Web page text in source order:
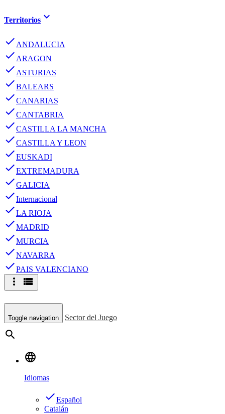
Territorios keyboard_arrow_down
done ANDALUCIA
done ARAGON
done ASTURIAS
doneBALEARS
doneCANARIAS
doneCANTABRIA
doneCASTILLA LA MANCHA
doneCASTILLA Y LEON
doneEUSKADI
doneEXTREMADURA
doneGALICIA
doneInternacional
doneLA RIOJA
doneMADRID
doneMURCIA
doneNAVARRA
donePAIS VALENCIANO
more_vert view_list
Toggle navigation Sector del Juego
search
language
Idiomas
doneEspañol
Catalán